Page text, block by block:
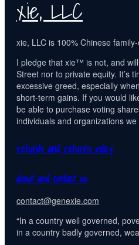
包，
采
轻
迪
尼
玛
材
料
数
包
数
xie, LLC
xie, LLC is 100% Chinese
I pledge that xie™ is not, and
Street nor to private equity. It’s
excessive greed, especially
short-term gains. If you would
be able to purchase voting
individuals and organizations
refunds and returns policy
about and contact us
contact@genexie.com
“In a country well governed,
in a country badly governed,